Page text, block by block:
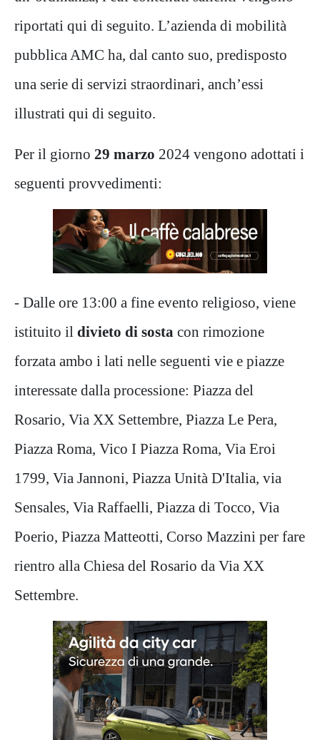
riportati qui di seguito. L’azienda di mobilità
pubblica AMC ha, dal canto suo, predisposto
una serie di servizi straordinari, anch’essi
illustrati qui di seguito.
Per il giorno 29 marzo 2024 vengono adottati i
seguenti provvedimenti:
- Dalle ore 13:00 a fine evento religioso, viene
istituito il divieto di sosta con rimozione
forzata ambo i lati nelle seguenti vie e piazze
interessate dalla processione: Piazza del
Rosario, Via XX Settembre, Piazza Le Pera,
Piazza Roma, Vico I Piazza Roma, Via Eroi
1799, Via Jannoni, Piazza Unità D'Italia, via
Sensales, Via Raffaelli, Piazza di Tocco, Via
Poerio, Piazza Matteotti, Corso Mazzini per fare
rientro alla Chiesa del Rosario da Via XX
Settembre.